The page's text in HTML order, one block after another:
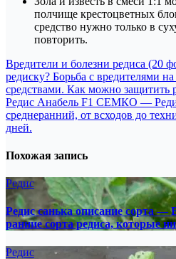
полчище крестоцветных
средство нужно только в
повторить.
Навигация
по
записям
Вредители и болезни редиса (20
редиску? Борьба с вредителями
средствами. Как можно защитить
Редис Анабель F1 СЕМКО —
среднеранний, от всходов до
дней.
Похожая запись
Редис
Редис санька описание сорта
ранние сорта редиса, которые
Редис